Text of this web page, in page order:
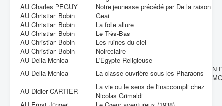
AU Charles PEGUY
Notre jeunesse précédé par De la raison
AU Christian Bobin
Geai
AU Christian Bobin
La folle allure
AU Christian Bobin
Le Très-Bas
AU Christian Bobin
Les ruines du ciel
AU Christian Bobin
Noireclaire
AU Della Monica
L'Egypte Religieuse
AU Della Monica
La classe ouvrière sous les Pharaons
N
AU Didier CARTIER
La vie ou le sens de l'inaccompli chez
Nicolas Grimaldi
AU Ernst Jünger
Le Coeur aventureux (1938)